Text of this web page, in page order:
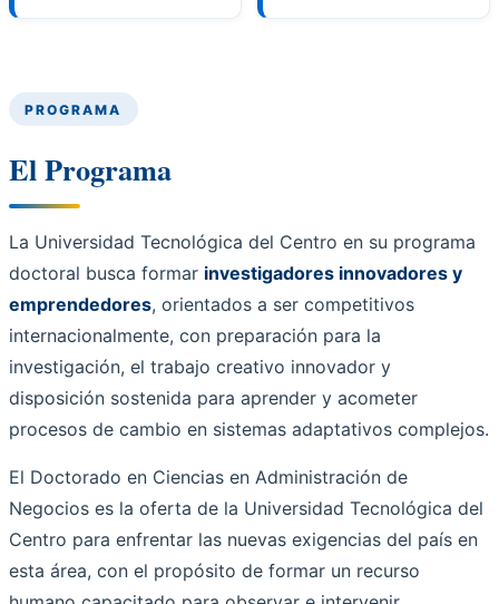
PROGRAMA
El Programa
La Universidad Tecnológica del Centro en su programa
doctoral busca formar investigadores innovadores y
emprendedores, orientados a ser competitivos
internacionalmente, con preparación para la
investigación, el trabajo creativo innovador y
disposición sostenida para aprender y acometer
procesos de cambio en sistemas adaptativos complejos.
El Doctorado en Ciencias en Administración de
Negocios es la oferta de la Universidad Tecnológica del
Centro para enfrentar las nuevas exigencias del país en
esta área, con el propósito de formar un recurso